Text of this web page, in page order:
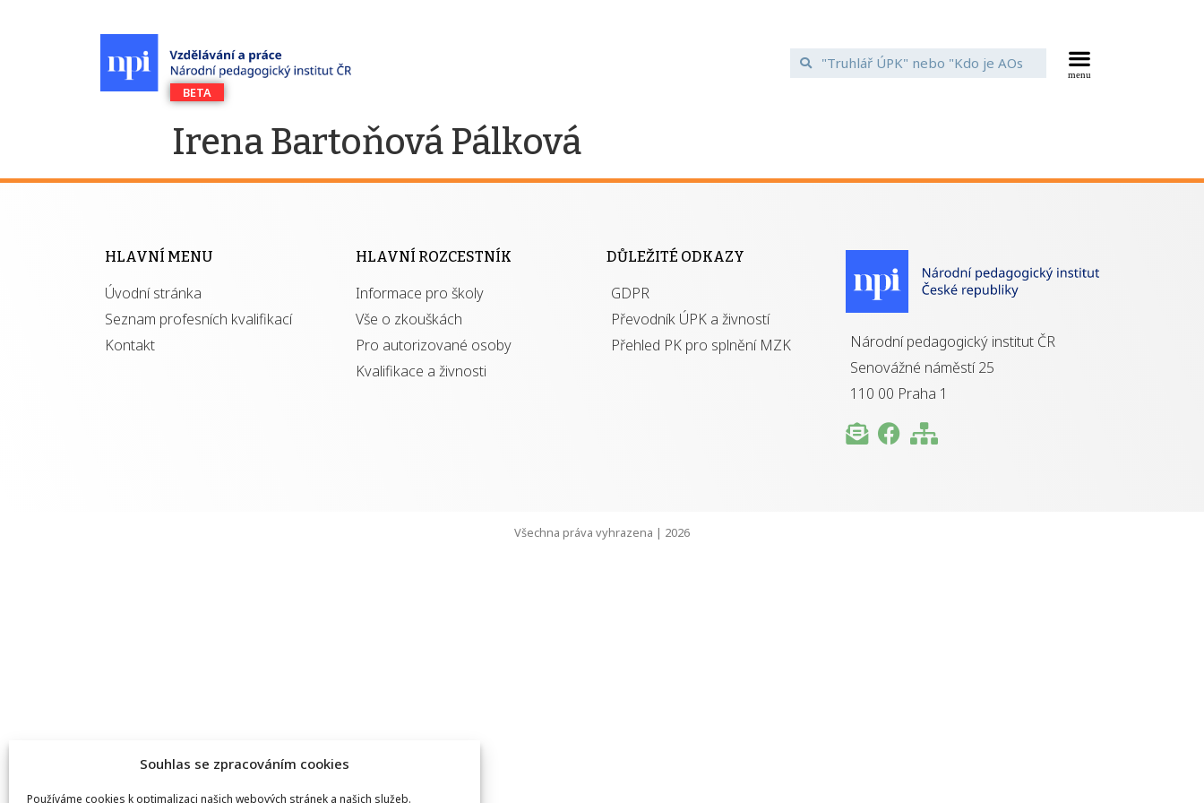
Souhlas se zpracováním cookies
Používáme cookies k optimalizaci našich webových stránek a našich služeb.
Irena Bartoňová Pálková
HLAVNÍ MENU
Úvodní stránka
Seznam profesních kvalifikací
Kontakt
HLAVNÍ ROZCESTNÍK
Informace pro školy
Vše o zkouškách
Pro autorizované osoby
Kvalifikace a živnosti
DŮLEŽITÉ ODKAZY
GDPR
Převodník ÚPK a živností
Přehled PK pro splnění MZK
Národní pedagogický institut ČR
Senovážné náměstí 25
110 00 Praha 1
Všechna práva vyhrazena | 2026